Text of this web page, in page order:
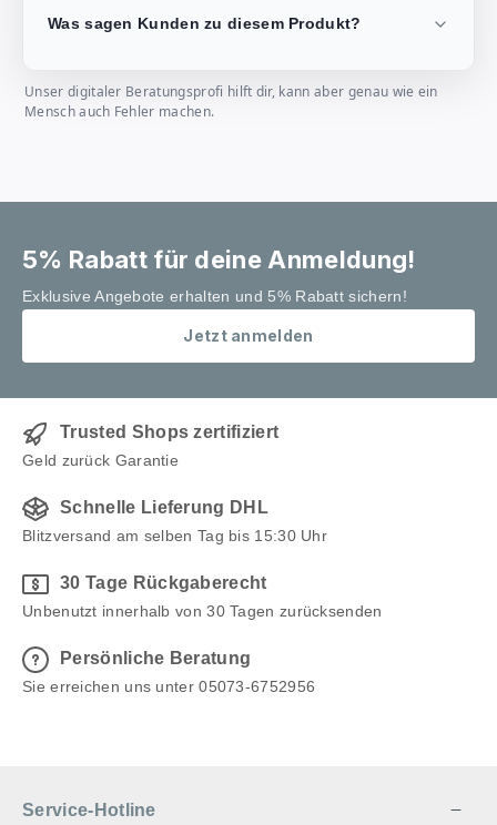
Was sagen Kunden zu diesem Produkt?
Unser digitaler Beratungsprofi hilft dir, kann aber genau wie ein
Mensch auch Fehler machen.
5% Rabatt für deine Anmeldung!
Exklusive Angebote erhalten und 5% Rabatt sichern!
Jetzt anmelden
Trusted Shops zertifiziert
Geld zurück Garantie
Schnelle Lieferung DHL
Blitzversand am selben Tag bis 15:30 Uhr
30 Tage Rückgaberecht
Unbenutzt innerhalb von 30 Tagen zurücksenden
Persönliche Beratung
Sie erreichen uns unter 05073-6752956
Service-Hotline